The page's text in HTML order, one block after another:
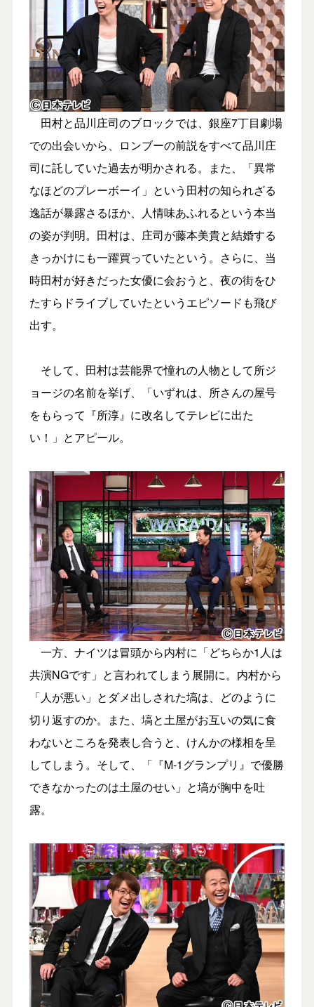
田村と品川庄司のブロックでは、銀座7丁目劇場
での出会いから、ロンブーの前説をすべて品川庄
司に託していた過去が明かされる。また、「異常
なほどのプレーボーイ」という田村の知られざる
逸話が暴露さるほか、人情味あふれるという本当
の姿が判明。田村は、庄司が藤本美貴と結婚する
きっかけにも一躍買っていたという。さらに、当
時田村が好きだった女優に会おうと、夜の街をひ
たすらドライブしていたというエピソードも飛び
出す。
そして、田村は芸能界で憧れの人物として所ジ
ョージの名前を挙げ、「いずれは、所さんの屋号
をもらって『所淳』に改名してテレビに出た
い！」とアピール。
一方、ナイツは冒頭から内村に「どちらか1人は
共演NGです」と言われてしまう展開に。内村から
「人が悪い」とダメ出しされた塙は、どのように
切り返すのか。また、塙と土屋がお互いの気に食
わないところを発表し合うと、けんかの様相を呈
してしまう。そして、「『M-1グランプリ』で優勝
できなかったのは土屋のせい」と塙が胸中を吐
露。